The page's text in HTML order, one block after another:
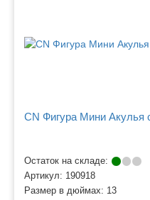
CN Фигура Мини
Остаток на складе:
Артикул: 190918
Размер в дюймах: 13